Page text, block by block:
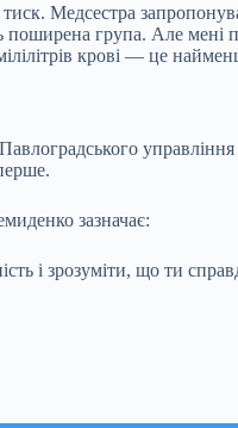
Медсестра
поширена група. Але
крові — це
зазначає:
і зрозуміти, що ти